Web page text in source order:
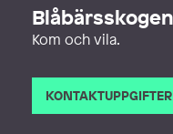
Blåbärsskogen
Kom och vila.
KONTAKTUPPGIFTER